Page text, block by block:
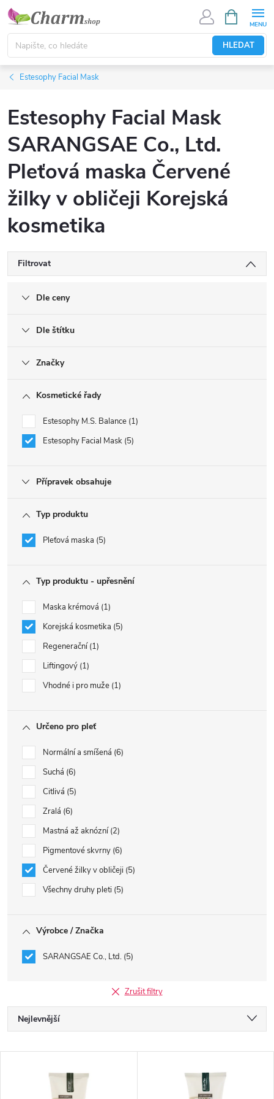
Přejít
obsah
HLEDAT
NÁKUPNÍ
KOŠÍK
Estesophy Facial Mask
Estesophy Facial Mask
SARANGSAE Co., Ltd.
Pleťová maska Červené
žilky v obličeji Korejská
kosmetika
Filtrovat
Dle ceny
Dle štítku
Značky
Kosmetické řady
Estesophy M.S. Balance 1
Estesophy Facial Mask 5
Přípravek obsahuje
Typ produktu
Pleťová maska 5
Typ produktu - upřesnění
Maska krémová 1
Korejská kosmetika 5
Regenerační 1
Liftingový 1
Vhodné i pro muže 1
Určeno pro pleť
Normální a smíšená 6
Suchá 6
Citlivá 5
Zralá 6
Mastná až aknózní 2
Pigmentové skvrny 6
Červené žilky v obličeji 5
Všechny druhy pleti 5
Výrobce / Značka
SARANGSAE Co., Ltd. 5
Zrušit filtry
Ř
a
Nejlevnější